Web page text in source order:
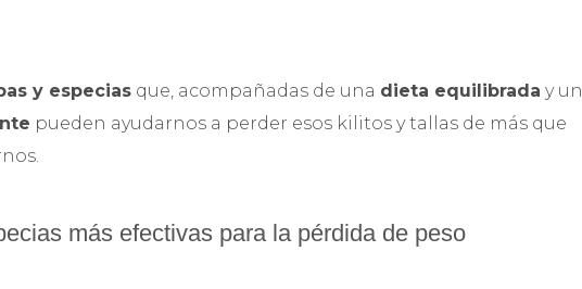
y especias que, acompañadas de una dieta equilibrada y un
pueden ayudarnos a perder esos kilitos y tallas de más que
más efectivas para la pérdida de peso